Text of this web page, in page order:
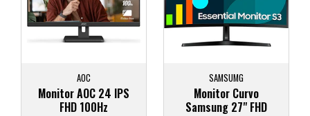
AOC
Monitor AOC 24 IPS
FHD 100Hz
SAMSUMG
Monitor Curvo
Samsung 27" FHD